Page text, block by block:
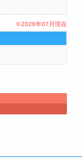
※2026年07月現在